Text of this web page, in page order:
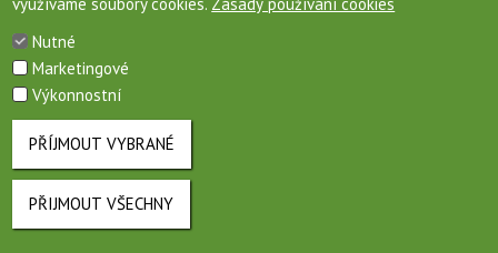
Aspik 250 EC_BELBA PLUS 8.10.2024.pdf
313.74 KB
Aspire_BASF 29.9.2020.pdf
Nutné
Marketingové
Výkonnostní
PŘÍJMOUT VYBRANÉ
PŘIJMOUT VŠECHNY